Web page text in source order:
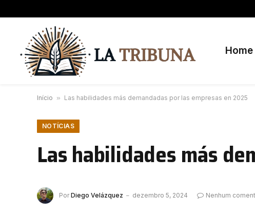
Home
Início » Las habilidades más demandadas por las empresas en 2025
NOTÍCIAS
Las habilidades más
Por Diego Velázquez dezembro 5, 2024 Nenhum